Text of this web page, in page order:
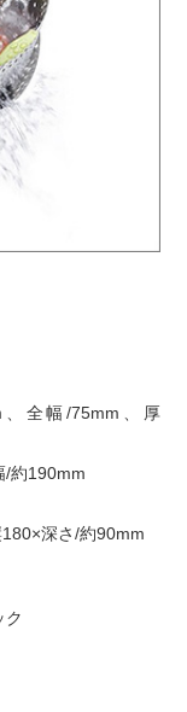
全幅/75mm、厚
/約190mm
深さ/約90mm
ク